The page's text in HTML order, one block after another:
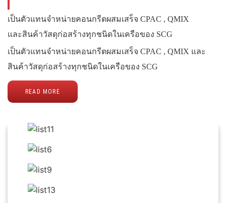
เป็นตัวแทนจำหน่ายคอนกรีตผสมเสร็จ CPAC , QMIX
และสินค้าวัสดุก่อสร้างทุกชนิดในเครือของ SCG
เป็นตัวแทนจำหน่ายคอนกรีตผสมเสร็จ CPAC , QMIX และ
สินค้าวัสดุก่อสร้างทุกชนิดในเครือของ SCG
READ MORE